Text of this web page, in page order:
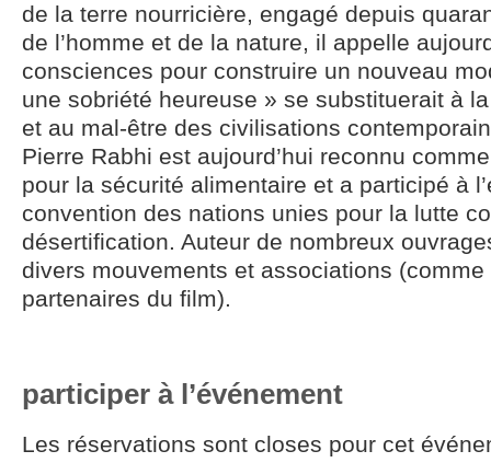
de la terre nourricière, engagé depuis
de l’homme et de la nature, il appelle
consciences pour construire un nouveau
une sobriété heureuse » se substituerait à
et au mal-être des civilisations
Pierre Rabhi est aujourd’hui reconnu
pour la sécurité alimentaire et a participé à
convention des nations unies pour la lutte
désertification. Auteur de nombreux
divers mouvements et associations
partenaires du film).
participer à l’événement
Les réservations sont closes pour cet